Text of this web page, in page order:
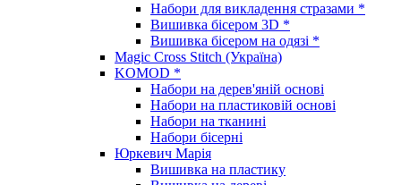
Набори для викладення стразами *
Вишивка бісером 3D *
Вишивка бісером на одязі *
Magic Cross Stitch (Україна)
KOMOD *
Набори на дерев'яній основі
Набори на пластиковій основі
Набори на тканині
Набори бісерні
Юркевич Марія
Вишивка на пластику